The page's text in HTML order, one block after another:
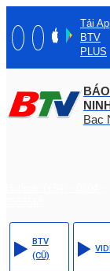
Tải
BTV
PLUS
Bac
BTV
(CŨ)